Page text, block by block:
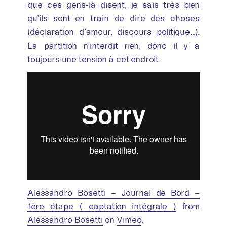
que ces gens-là disent, je sais très bien
qu’ils sont en train de dire des choses
(déclaration d’amour, discours politique…).
La partition n’interdit rien, donc il y a
toujours une tension à cet endroit.
Alessandro Bosetti – Journal de Bord –
1ère étape ( captation intégrale ) from
Alessandro Bosetti on Vimeo.